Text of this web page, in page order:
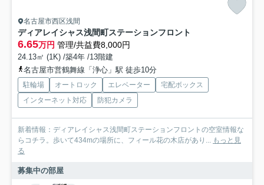
名古屋市西区浅間
ディアレイシャス浅間町ステーションフロント
6.65万円 管理/共益費8,000円
24.13㎡ (1K) /築4年 /13階建
名古屋市営鶴舞線「浄心」駅 徒歩10分
駐輪場 オートロック エレベーター
宅配ボックス
インターネット対応
防犯カメラ
新着情報：ディアレイシャス浅間町ステーションフロントの空室情報な
らコチラ。歩いて434mの場所に、フィール花の木店があり... もっと見
る
募集中の部屋